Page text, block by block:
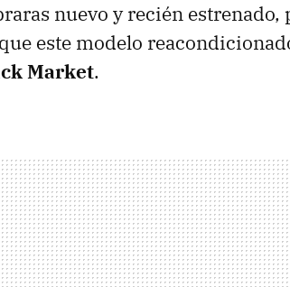
nuevo y recién estrenado,
este modelo
Market.